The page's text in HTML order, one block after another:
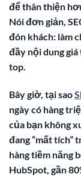
để thân thiện
Nói đơn giản,
đón khách: làm
đầy nội dung giá
top.
Bây giờ, tại sao
ngày có hàng
của bạn không
đang “mất tích”
hàng tiềm năng
HubSpot, gần